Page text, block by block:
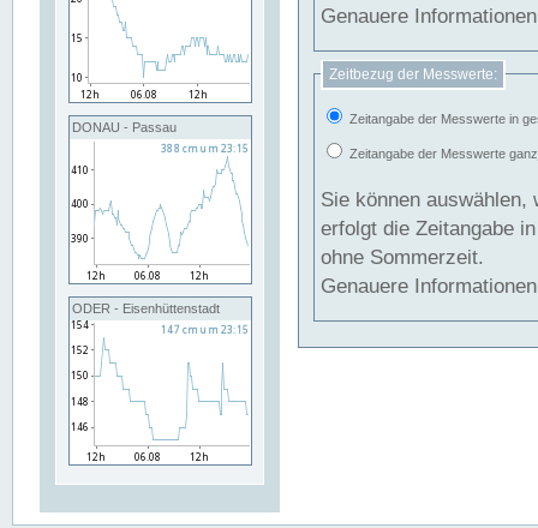
DONAU - Passau
ODER - Eisenhüttenstadt
Genauere
Zeitbezug der Messwerte:
Zeitangabe der Messwerte in
Zeitangabe der Messwerte
Sie können auswählen,
erfolgt die Zeitangabe
ohne Sommerzeit.
Genauere